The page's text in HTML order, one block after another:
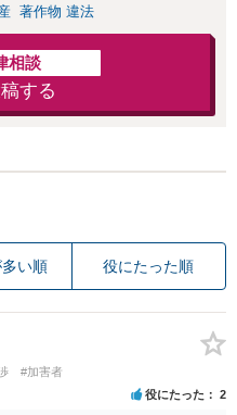
著作物 違法
相談
する
い順 役にたった順
#加害者
役にたった 2